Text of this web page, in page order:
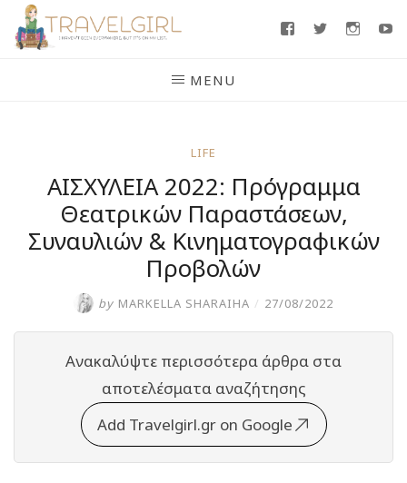
Skip
FacebookTwitter
MENU
LIFE
ΑΙΣΧΥΛΕΙΑ 2022: Πρόγραμμα
Θεατρικών Παραστάσεων,
Συναυλιών & Κινηματογραφικών
Προβολών
by MARKELLA SHARAIHA / 27/08/2022
Ανακαλύψτε περισσότερα άρθρα στα
αποτελέσματα αναζήτησης
Add Travelgirl.gr on Google